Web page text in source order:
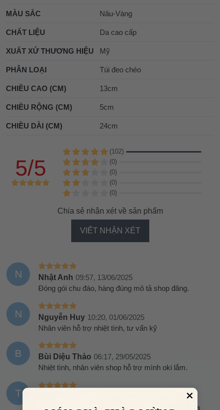
MÀU SẮC Nâu-Vàng
CHẤT LIỆU Da cao cấp
XUẤT XỨ THƯƠNG HIỆU Mỹ
PHÂN LOẠI Túi đeo chéo
CHIỀU CAO (CM) 13cm
CHIỀU RỘNG (CM) 5cm
CHIỀU DÀI (CM) 24cm
5/5
(102)
(0)
(0)
(0)
(0)
Chia sẻ nhận xét về sản phẩm
VIẾT NHẬN XÉT
N Nhật Anh 09:57, 13/06/2025
Đóng gói chu đáo, hàng đúng mô tả shop đăng.
N Nguyễn Huy 10:20, 01/06/2025
Nhân viên hỗ trợ nhiệt tình, tư vấn kỹ
B Bùi Diệu Thảo 06:17, 29/05/2025
Nhiệt tình, nhân viên shop hỗ trợ mình oki lắm.
T
Cuối cùng đã nhận được rồi, thank shop nhiều nha